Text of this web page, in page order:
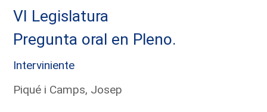
VI Legislatura
Pregunta oral en Pleno.
Interviniente
Piqué i Camps, Josep